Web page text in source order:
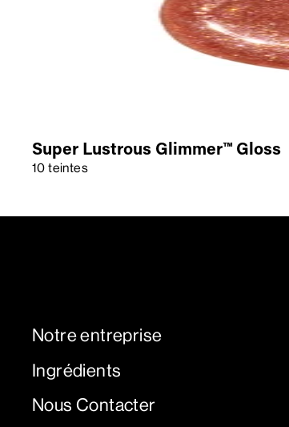
Super Lustrous Glimmer™ Gloss
10 teintes
Notre entreprise
Ingrédients
Nous Contacter